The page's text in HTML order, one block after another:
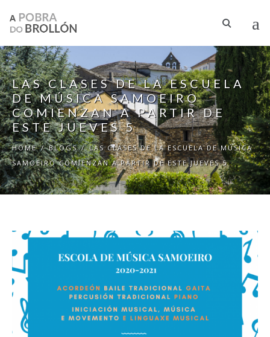
LAS CLASES DE LA ESCUELA
DE MÚSICA SAMOEIRO
COMIENZAN A PARTIR DE
ESTE JUEVES 5
HOME / BLOGS / LAS CLASES DE LA ESCUELA DE MÚSICA
SAMOEIRO COMIENZAN A PARTIR DE ESTE JUEVES 5